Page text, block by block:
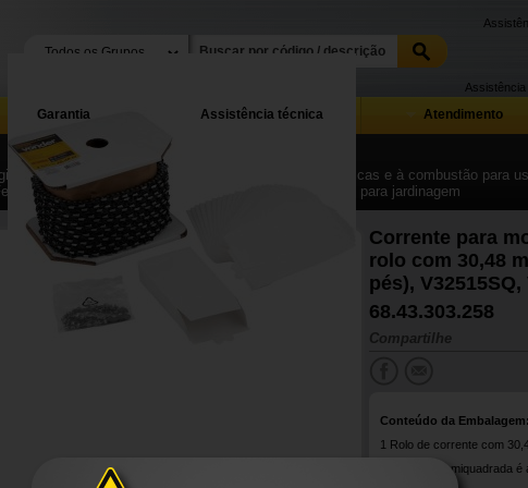
Garantia Assistência técnica Atendimento
Inicial
| Ferramentas elétricas, bateria, pneumáticas e à combustão para
elétricas, bateria, pneumáticas e combustão para jardinagem
Corrente para
rolo com 30,48
pés), V32515SQ,
68.43.303.258
Compartilhe
Conteúdo da Embalagem:
1 Rolo de corrente com
A corrente semiquadrada